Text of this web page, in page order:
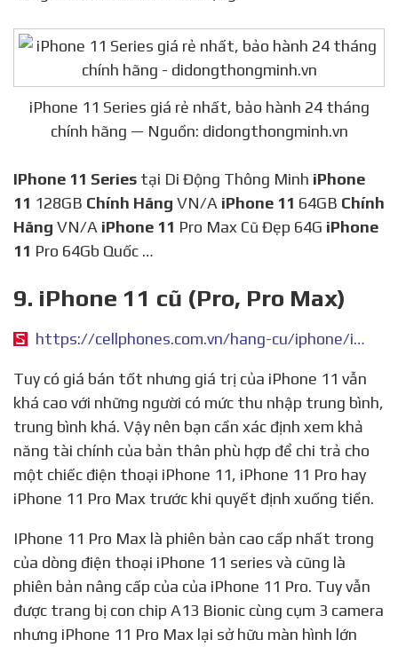
iPhone 11 Series giá rẻ nhất, bảo hành 24 tháng
chính hãng — Nguồn: didongthongminh.vn
IPhone 11 Series tại Di Động Thông Minh iPhone
11 128GB Chính Hãng VN/A iPhone 11 64GB Chính
Hãng VN/A iPhone 11 Pro Max Cũ Đẹp 64G iPhone
11 Pro 64Gb Quốc …
9. iPhone 11 cũ (Pro, Pro Max)
https://cellphones.com.vn/hang-cu/iphone/iphone-11.html
Tuy có giá bán tốt nhưng giá trị của iPhone 11 vẫn
khá cao với những người có mức thu nhập trung bình,
trung bình khá. Vậy nên bạn cần xác định xem khả
năng tài chính của bản thân phù hợp để chi trả cho
một chiếc điện thoại iPhone 11, iPhone 11 Pro hay
iPhone 11 Pro Max trước khi quyết định xuống tiền.
IPhone 11 Pro Max là phiên bản cao cấp nhất trong
của dòng điện thoại iPhone 11 series và cũng là
phiên bản nâng cấp của của iPhone 11 Pro. Tuy vẫn
được trang bị con chip A13 Bionic cùng cụm 3 camera
nhưng iPhone 11 Pro Max lại sở hữu màn hình lớn